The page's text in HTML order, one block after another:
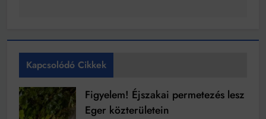
Kapcsolódó Cikkek
Figyelem! Éjszakai permetezés lesz
Eger közterületein